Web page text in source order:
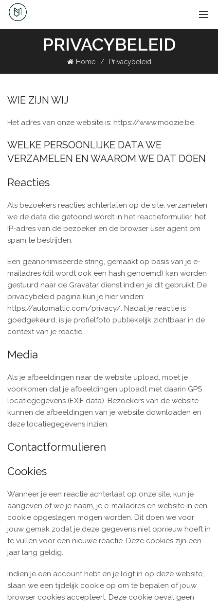
PRIVACYBELEID
Home Privacybeleid
WIE ZIJN WIJ
Het adres van onze website is: https://www.moozie.be.
WELKE PERSOONLIJKE DATA WE
VERZAMELEN EN WAAROM WE DAT DOEN
Reacties
Als bezoekers reacties achterlaten op de site, verzamelen
we de data die getoond wordt in het reactieformulier, het
IP-adres van de bezoeker en de browser user agent om
spam te bestrijden.
Een geanonimiseerde string, gemaakt op basis van je e-
mailadres (dit wordt ook een hash genoemd) kan worden
gestuurd naar de Gravatar dienst indien je dit gebruikt. De
privacybeleid pagina kun je hier vinden:
https://automattic.com/privacy/. Nadat je reactie is
goedgekeurd, is je profielfoto publiekelijk zichtbaar in de
context van je reactie.
Media
Als je afbeeldingen naar de website upload, moet je
voorkomen dat je afbeeldingen uploadt met daarin GPS
locatiegegevens (EXIF data). Bezoekers van de website
kunnen de afbeeldingen van je website downloaden en
deze locatiegegevens inzien.
Contactformulieren
Cookies
Wanneer je een reactie achterlaat op onze site, kun je
aangeven of we je naam, je e-mailadres en website in een
cookie opgeslagen mogen worden. Dit doen we voor
jouw gemak zodat je deze gegevens niet opnieuw hoeft in
te vullen voor een nieuwe reactie. Deze cookies zijn een
jaar lang geldig.
Indien je een account hebt en je logt in op deze website,
slaan we een tijdelijk cookie op om te bepalen of jouw
browser cookies accepteert. Deze cookie bevat geen